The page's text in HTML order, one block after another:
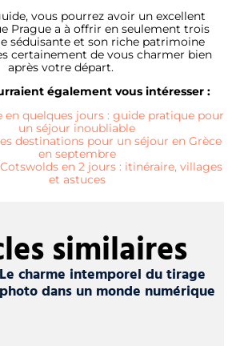
similaires
Le charme intemporel du tirage
photo dans un monde numérique
vous pourrez avoir un excellent
Prague a à offrir en seulement trois
séduisante et son riche patrimoine
certainement de vous charmer bien
après votre départ.
également vous intéresser :
en quelques jours : guide pratique pour
un séjour inoubliable
destinations pour un séjour en Grèce
en septembre
en 2 jours : itinéraire, villages
et astuces